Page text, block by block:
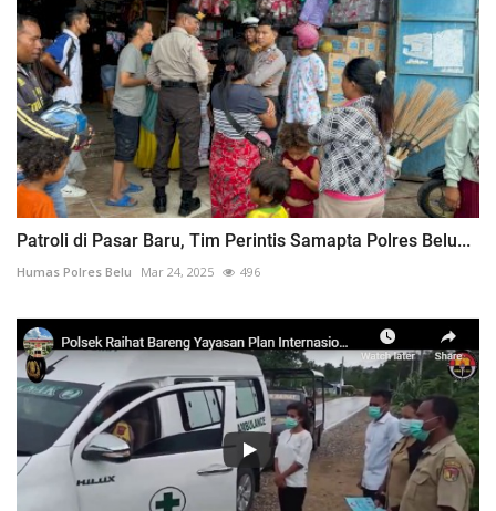
Patroli di Pasar Baru, Tim Perintis Samapta Polres Belu...
Humas Polres Belu Mar 24, 2025 496